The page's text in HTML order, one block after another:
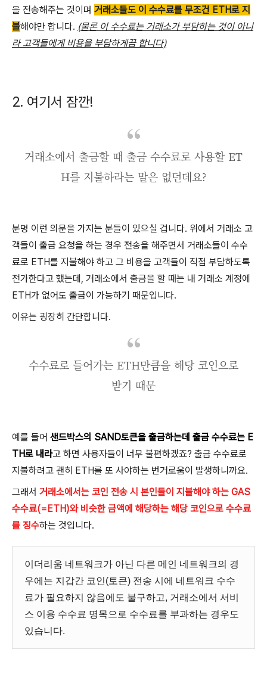
을 전송해주는 것이며 거래소들도 이 수수료를 무조건 ETH로 지
불해야만 합니다. (물론 이 수수료는 거래소가 부담하는 것이 아니
라 고객들에게 비용을 부담하게끔 합니다)
2. 여기서 잠깐!
거래소에서 출금할 때 출금 수수료로 사용할 ET
H를 지불하라는 말은 없던데요?
분명 이런 의문을 가지는 분들이 있으실 겁니다. 위에서 거래소 고
객들이 출금 요청을 하는 경우 전송을 해주면서 거래소들이 수수
료로 ETH를 지불해야 하고 그 비용을 고객들이 직접 부담하도록
전가한다고 했는데, 거래소에서 출금을 할 때는 내 거래소 계정에
ETH가 없어도 출금이 가능하기 때문입니다.
이유는 굉장히 간단합니다.
수수료로 들어가는 ETH만큼을 해당 코인으로
받기 때문
예를 들어 샌드박스의 SAND토큰을 출금하는데 출금 수수료는 E
TH로 내라고 하면 사용자들이 너무 불편하겠죠? 출금 수수료로
지불하려고 괜히 ETH를 또 사야하는 번거로움이 발생하니까요.
그래서 거래소에서는 코인 전송 시 본인들이 지불해야 하는 GAS
수수료(=ETH)와 비슷한 금액에 해당하는 해당 코인으로 수수료
를 징수하는 것입니다.
이더리움 네트워크가 아닌 다른 메인 네트워크의 경
우에는 지갑간 코인(토큰) 전송 시에 네트워크 수수
료가 필요하지 않음에도 불구하고, 거래소에서 서비
스 이용 수수료 명목으로 수수료를 부과하는 경우도
있습니다.